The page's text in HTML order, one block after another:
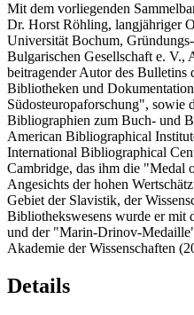
Mit dem vorliegenden
Dr. Horst Röhling, langjähriger
Universität Bochum,
Bulgarischen Gesellschaft e. V.,
beitragender Autor des Bulletins
Bibliotheken und
Südosteuropaforschung", sowie
Bibliographien zum Buch- und
American Bibliographical
International Bibliographical
Cambridge, das ihm die "Medal
Angesichts der hohen
Gebiet der Slavistik, der
Bibliothekswesens wurde er mit
und der "Marin-Drinov-
Akademie der Wissenschaften
Details